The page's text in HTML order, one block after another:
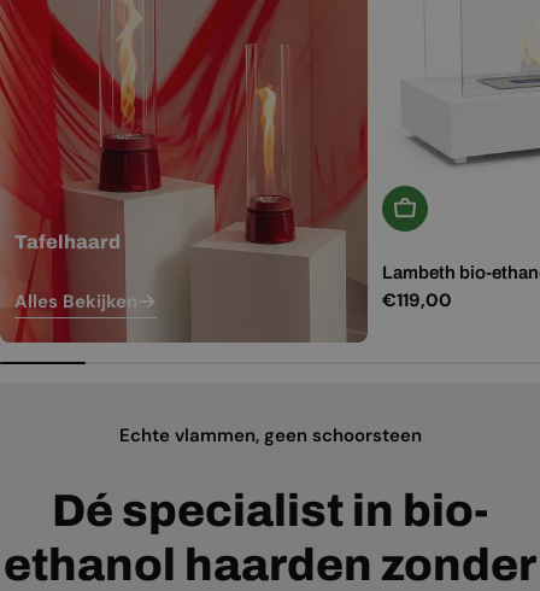
Tafelhaard
Alles Bekijken
In Winkelwagen
Lambeth bio-
Normale
€119,00
Echte vlammen, geen schoorsteen
Dé specialist in bio-
ethanol haarden zonder